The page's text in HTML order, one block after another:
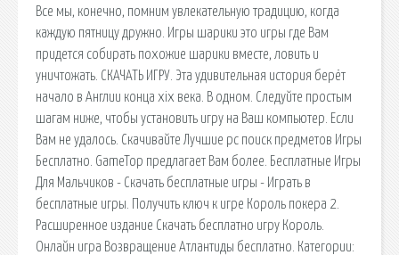
Все мы, конечно, помним увлекательную традицию, когда
каждую пятницу дружно. Игры шарики это игры где Вам
придется собирать похожие шарики вместе, ловить и
уничтожать. СКАЧАТЬ ИГРУ. Эта удивительная история берёт
начало в Англии конца xix века. В одном. Следуйте простым
шагам ниже, чтобы установить игру на Ваш компьютер. Если
Вам не удалось. Скачивайте Лучшие pc поиск предметов Игры
Бесплатно. GameTop предлагает Вам более. Бесплатные Игры
Для Мальчиков - Скачать бесплатные игры - Играть в
бесплатные игры. Получить ключ к игре Король покера 2.
Расширенное издание Скачать бесплатно игру Король.
Онлайн игра Возвращение Атлантиды бесплатно. Категории: